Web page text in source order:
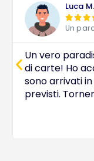
Luca M.

Un
Un vero
di carte! Ho
sono arrivati
previsti.